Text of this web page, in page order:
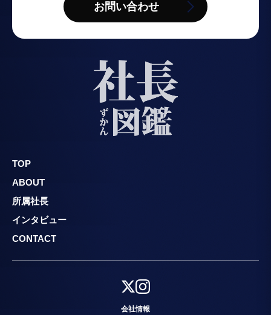
お問い合わせ
会社情報
TOP
ABOUT
所属社長
インタビュー
CONTACT